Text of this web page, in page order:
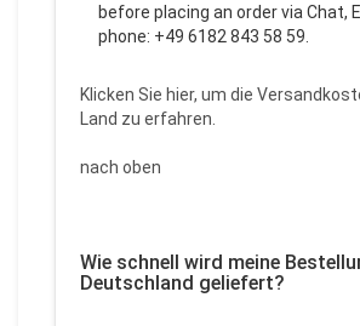
before placing an order via Chat,
phone: +49 6182 843 58 59.
Klicken Sie hier, um die
Land zu erfahren.
nach oben
Wie schnell wird meine
Deutschland geliefert?